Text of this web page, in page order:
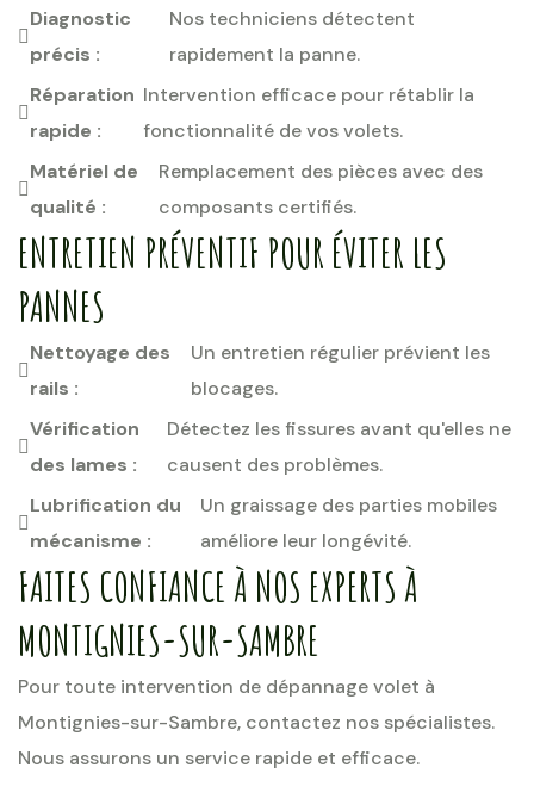
Diagnostic
précis :
Nos techniciens détectent
rapidement la panne.
Réparation
rapide :
Intervention efficace pour rétablir la
fonctionnalité de vos volets.
Matériel de
qualité :
Remplacement des pièces avec des
composants certifiés.
ENTRETIEN PRÉVENTIF POUR ÉVITER LES
PANNES
Nettoyage des
rails :
Un entretien régulier prévient les
blocages.
Vérification
des lames :
Détectez les fissures avant qu'elles ne
causent des problèmes.
Lubrification du
mécanisme :
Un graissage des parties mobiles
améliore leur longévité.
FAITES CONFIANCE À NOS EXPERTS À
MONTIGNIES-SUR-SAMBRE
Pour toute intervention de dépannage volet à
Montignies-sur-Sambre, contactez nos spécialistes.
Nous assurons un service rapide et efficace.